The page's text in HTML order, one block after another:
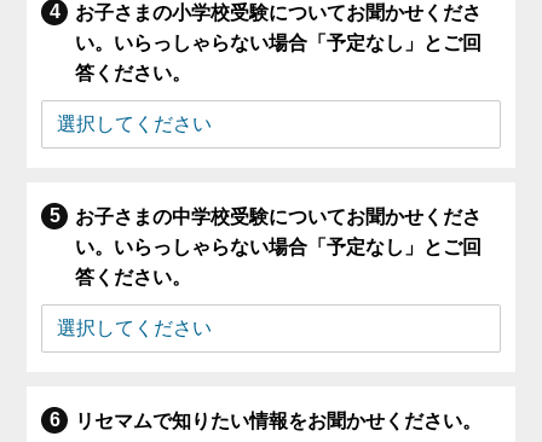
お子さまの小学校受験についてお聞かせくださ
い。いらっしゃらない場合「予定なし」とご回
答ください。
お子さまの中学校受験についてお聞かせくださ
い。いらっしゃらない場合「予定なし」とご回
答ください。
リセマムで知りたい情報をお聞かせください。